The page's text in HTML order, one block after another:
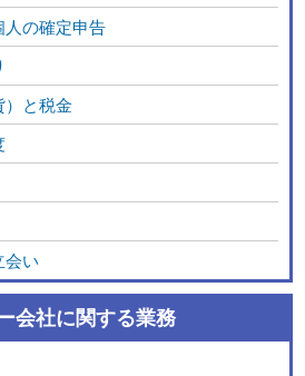
の確定申告
と税金
会い
会社に関する業務